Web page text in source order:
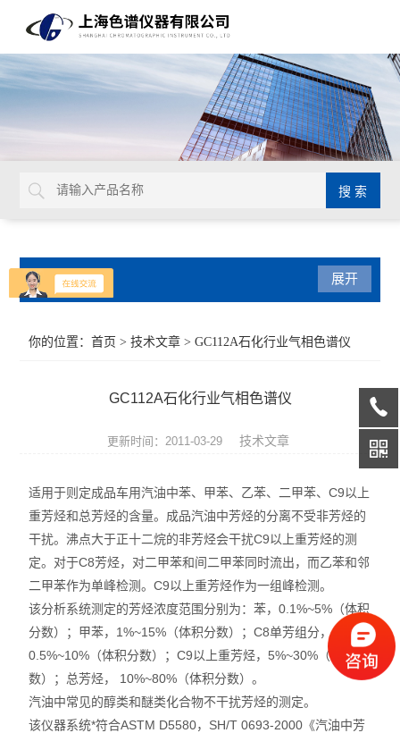
产品分类
通用型气相色谱仪
水份测定仪
微波消解/萃取仪
色谱配套设备
实验室设备
展开
你的位置：首页 >技术文章 > GC112A石化行业气相色谱仪
GC112A石化行业气相色谱仪
更新时间：2011-03-29 技术文章
适用于则定成品车用汽油中苯、甲苯、乙苯、二甲苯、C9以上
重芳烃和总芳烃的含量。成品汽油中芳烃的分离不受非芳烃的
干扰。沸点大于正十二烷的非芳烃会干扰C9以上重芳烃的测
定。对于C8芳烃，对二甲苯和间二甲苯同时流出，而乙苯和邻
二甲苯作为单峰检测。C9以上重芳烃作为一组峰检测。
该分析系统测定的芳烃浓度范围分别为：苯，0.1%~5%（体积
分数）；甲苯，1%~15%（体积分数）；C8单芳组分，
0.5%~10%（体积分数）；C9以上重芳烃，5%~30%（体积分
数）；总芳烃， 10%~80%（体积分数）。
汽油中常见的醇类和醚类化合物不干扰芳烃的测定。
该仪器系统*符合ASTM D5580，SH/T 0693-2000《汽油中芳